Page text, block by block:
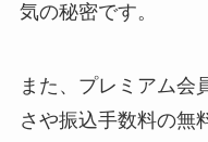
気の秘密です。
また、プレミアム会
さや振込手数料の無